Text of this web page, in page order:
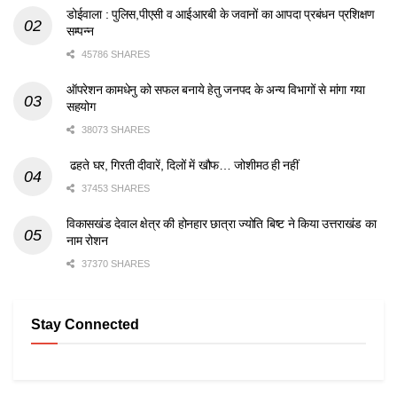
डोईवाला : पुलिस,पीएसी व आईआरबी के जवानों का आपदा प्रबंधन प्रशिक्षण
सम्पन्न
45786 SHARES
ऑपरेशन कामधेनु को सफल बनाये हेतु जनपद के अन्य विभागों से मांगा गया
सहयोग
38073 SHARES
ढहते घर, गिरती दीवारें, दिलों में खौफ… जोशीमठ ही नहीं
37453 SHARES
विकासखंड देवाल क्षेत्र की होनहार छात्रा ज्योति बिष्ट ने किया उत्तराखंड का
नाम रोशन
37370 SHARES
Stay Connected